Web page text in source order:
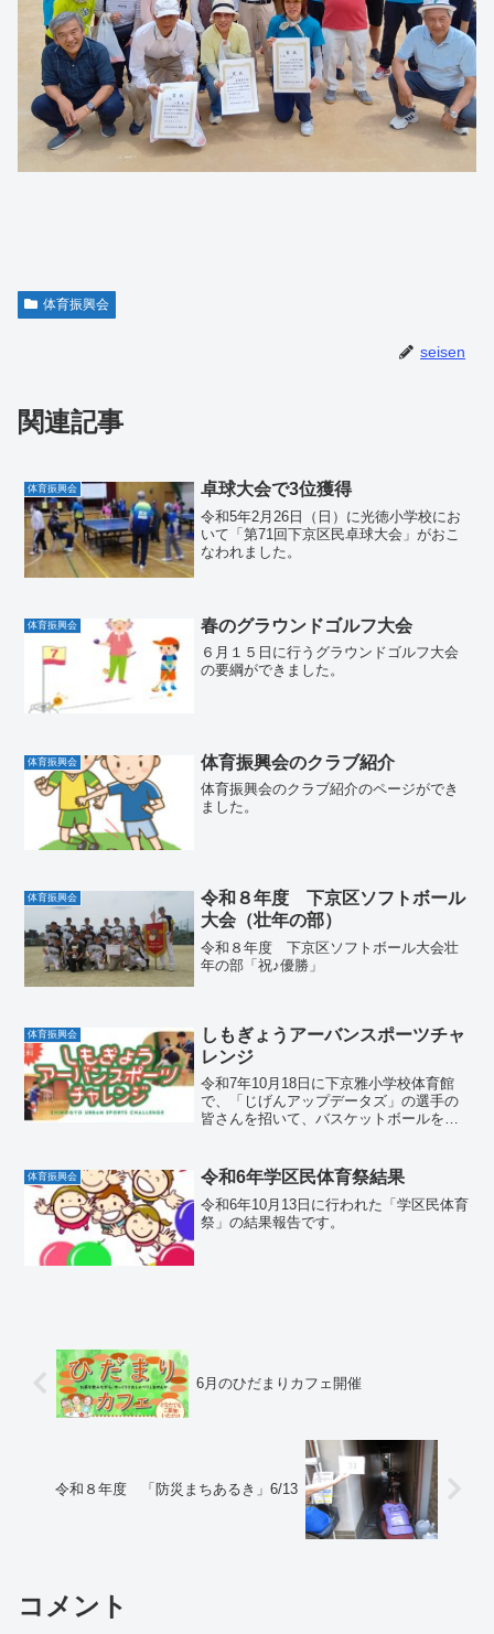
体育振興会
seisen
関連記事
体育振興会 卓球大会で3位獲得
令和5年2月26日（日）に光徳小学校にお
いて「第71回下京区民卓球大会」がおこ
なわれました。
体育振興会 春のグラウンドゴルフ大会
６月１５日に行うグラウンドゴルフ大会
の要綱ができました。
体育振興会 体育振興会のクラブ紹介
体育振興会のクラブ紹介のページができ
ました。
体育振興会
令和８年度 下京区ソフトボール
大会（壮年の部）
令和８年度 下京区ソフトボール大会壮
年の部「祝♪優勝」
体育振興会
しもぎょうアーバンスポーツチャ
レンジ
令和7年10月18日に下京雅小学校体育館
で、「じげんアップデータズ」の選手の
皆さんを招いて、バスケットボールを楽
体育振興会 令和6年学区民体育祭結果
令和6年10月13日に行われた「学区民体育
祭」の結果報告です。
6月のひだまりカフェ開催
令和８年度 「防災まちあるき」6/13
コメント